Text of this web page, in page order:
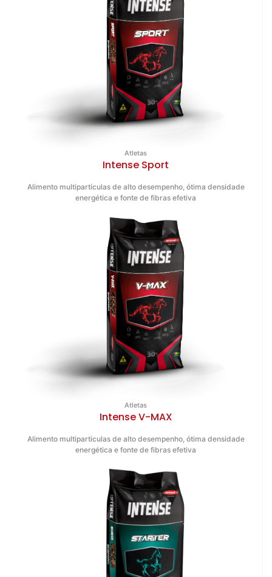
Atletas
Intense Sport
Alimento multipartículas de alto desempenho, ótima densidade
energética e fonte de fibras efetiva
Atletas
Intense V-MAX
Alimento multipartículas de alto desempenho, ótima densidade
energética e fonte de fibras efetiva